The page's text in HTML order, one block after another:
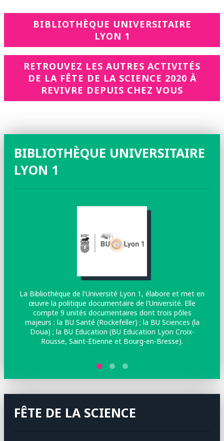
BIBLIOTHÈQUE UNIVERSITAIRE
LYON 1
RETROUVEZ LES AUTRES ACTIVITÉS
DE LA FÊTE DE LA SCIENCE 2020 À
REVIVRE DEPUIS CHEZ VOUS
BIBLIOTHÈQUE UNIVERSITAIRE
LYON 1
La Bibliothèque de l'Université Lyon 1, élabore et met en
œuvre la politique documentaire de l'Université. Elle
compte 9 unités documentaires dont trois pôles
majeurs : la BU Santé (Rockefeller) ; la BU Sciences (la
Doua) ; la BU Education (BU Education Lyon Croix-
Rousse, Saint-Etienne et Bourg-en-Bresse).
FÊTE DE LA SCIENCE